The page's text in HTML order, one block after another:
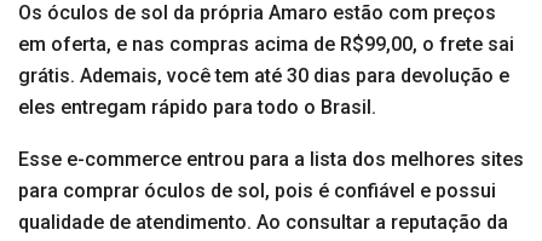
Os óculos de sol da própria Amaro estão com preços
em oferta, e nas compras acima de R$99,00, o frete sai
grátis. Ademais, você tem até 30 dias para devolução e
eles entregam rápido para todo o Brasil.
Esse e-commerce entrou para a lista dos melhores sites
para comprar óculos de sol, pois é confiável e possui
qualidade de atendimento. Ao consultar a reputação da